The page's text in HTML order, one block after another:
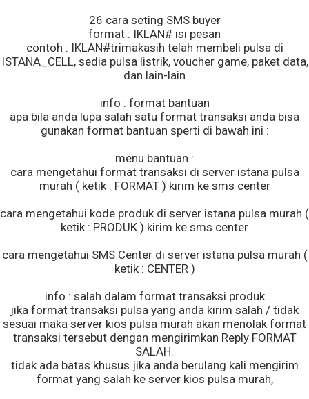
26 cara seting SMS buyer
format : IKLAN# isi pesan
contoh : IKLAN#trimakasih telah membeli pulsa di
ISTANA_CELL, sedia pulsa listrik, voucher game, paket data,
dan lain-lain
info : format bantuan
apa bila anda lupa salah satu format transaksi anda bisa
gunakan format bantuan sperti di bawah ini :
menu bantuan :
cara mengetahui format transaksi di server istana pulsa
murah ( ketik : FORMAT ) kirim ke sms center
cara mengetahui kode produk di server istana pulsa murah (
ketik : PRODUK ) kirim ke sms center
cara mengetahui SMS Center di server istana pulsa murah (
ketik : CENTER )
info : salah dalam format transaksi produk
jika format transaksi pulsa yang anda kirim salah / tidak
sesuai maka server kios pulsa murah akan menolak format
transaksi tersebut dengan mengirimkan Reply FORMAT
SALAH.
tidak ada batas khusus jika anda berulang kali mengirim
format yang salah ke server kios pulsa murah,